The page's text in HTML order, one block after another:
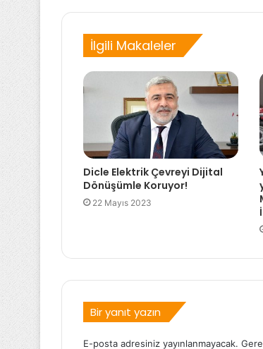
İlgili Makaleler
Dicle Elektrik Çevreyi Dijital
Dönüşümle Koruyor!
22 Mayıs 2023
Bir yanıt yazın
E-posta adresiniz yayınlanmayacak.